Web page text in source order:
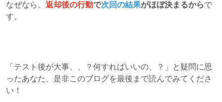
なぜなら、 返却後の行動で次回の結果がほぼ決まるからで
す。
「テスト後が大事、、？何すればいいの、？」と疑問に思
ったあなた、是非このブログを最後まで読んでみてくださ
い！